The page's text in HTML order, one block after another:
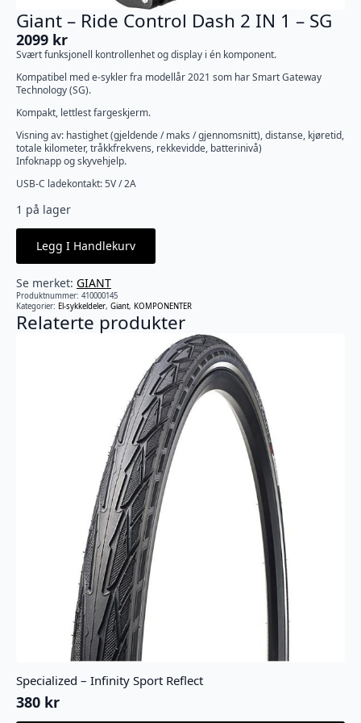
Giant – Ride Control Dash 2 IN 1 – SG
2099 kr
Svært funksjonell kontrollenhet og display i én komponent.
Kompatibel med e-sykler fra modellår 2021 som har Smart Gateway
Technology (SG).
Kompakt, lettlest fargeskjerm.
Visning av: hastighet (gjeldende / maks / gjennomsnitt), distanse, kjøretid,
totale kilometer, tråkkfrekvens, rekkevidde, batterinivå)
Infoknapp og skyvehjelp.
USB-C ladekontakt: 5V / 2A
1 på lager
Legg I Handlekurv
Se merket: GIANT
Produktnummer: 410000145
Kategorier: El-sykkeldeler, Giant, KOMPONENTER
Relaterte produkter
Specialized – Infinity Sport Reflect
380 kr